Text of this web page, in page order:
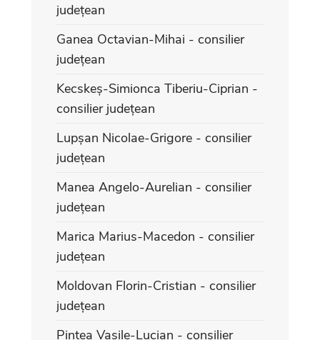
județean
Ganea Octavian-Mihai - consilier
județean
Kecskeș-Simionca Tiberiu-Ciprian -
consilier județean
Lupșan Nicolae-Grigore - consilier
județean
Manea Angelo-Aurelian - consilier
județean
Marica Marius-Macedon - consilier
județean
Moldovan Florin-Cristian - consilier
județean
Pintea Vasile-Lucian - consilier